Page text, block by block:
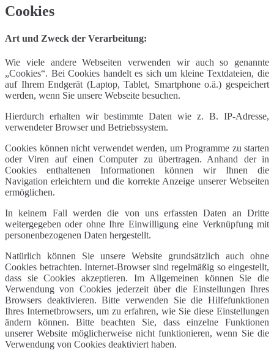
Cookies
Art und Zweck der Verarbeitung:
Wie viele andere Webseiten verwenden wir auch so genannte
„Cookies“. Bei Cookies handelt es sich um kleine Textdateien, die
auf Ihrem Endgerät (Laptop, Tablet, Smartphone o.ä.) gespeichert
werden, wenn Sie unsere Webseite besuchen.
Hierdurch erhalten wir bestimmte Daten wie z. B. IP-Adresse,
verwendeter Browser und Betriebssystem.
Cookies können nicht verwendet werden, um Programme zu starten
oder Viren auf einen Computer zu übertragen. Anhand der in
Cookies enthaltenen Informationen können wir Ihnen die
Navigation erleichtern und die korrekte Anzeige unserer Webseiten
ermöglichen.
In keinem Fall werden die von uns erfassten Daten an Dritte
weitergegeben oder ohne Ihre Einwilligung eine Verknüpfung mit
personenbezogenen Daten hergestellt.
Natürlich können Sie unsere Website grundsätzlich auch ohne
Cookies betrachten. Internet-Browser sind regelmäßig so eingestellt,
dass sie Cookies akzeptieren. Im Allgemeinen können Sie die
Verwendung von Cookies jederzeit über die Einstellungen Ihres
Browsers deaktivieren. Bitte verwenden Sie die Hilfefunktionen
Ihres Internetbrowsers, um zu erfahren, wie Sie diese Einstellungen
ändern können. Bitte beachten Sie, dass einzelne Funktionen
unserer Website möglicherweise nicht funktionieren, wenn Sie die
Verwendung von Cookies deaktiviert haben.